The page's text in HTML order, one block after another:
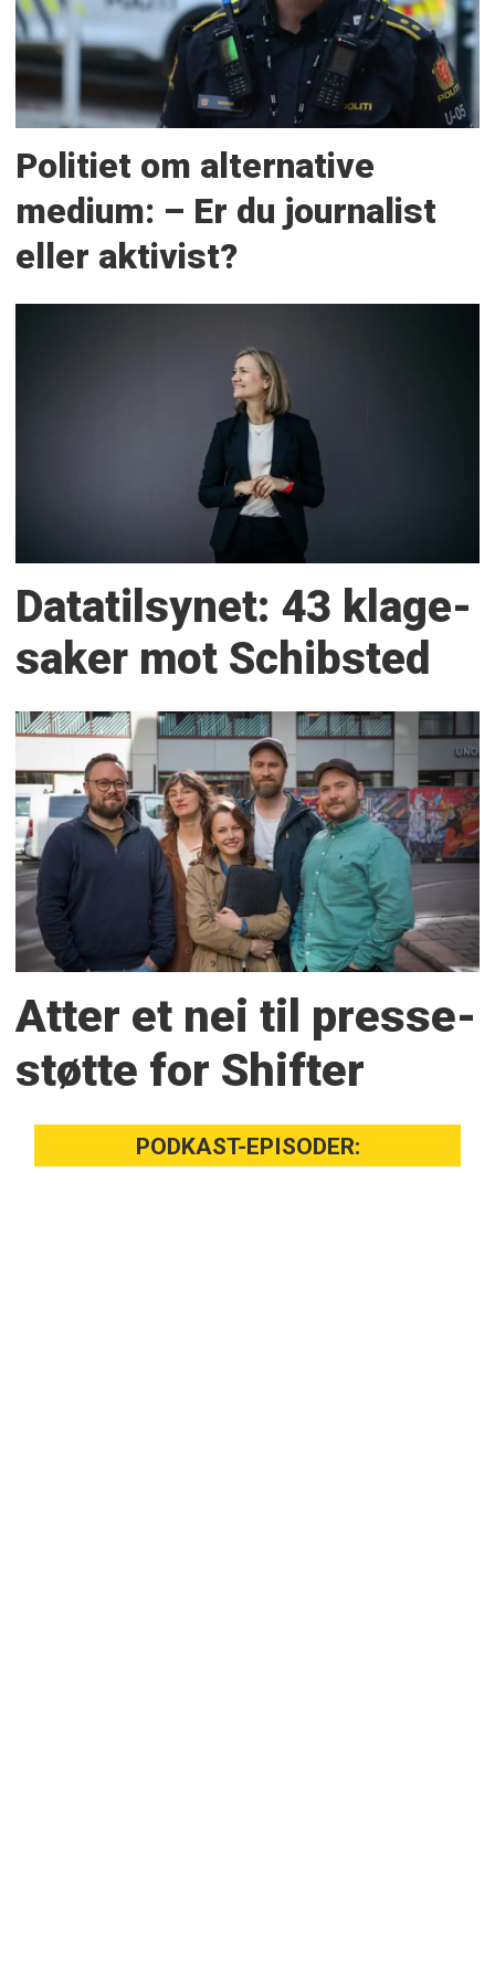
Politiet om alternative
medium: – Er du journalist
eller aktivist?
Datatilsynet: 43 klage­
saker mot Schibsted
Atter et nei til presse­
støtte for Shifter
PODKAST-EPISODER: